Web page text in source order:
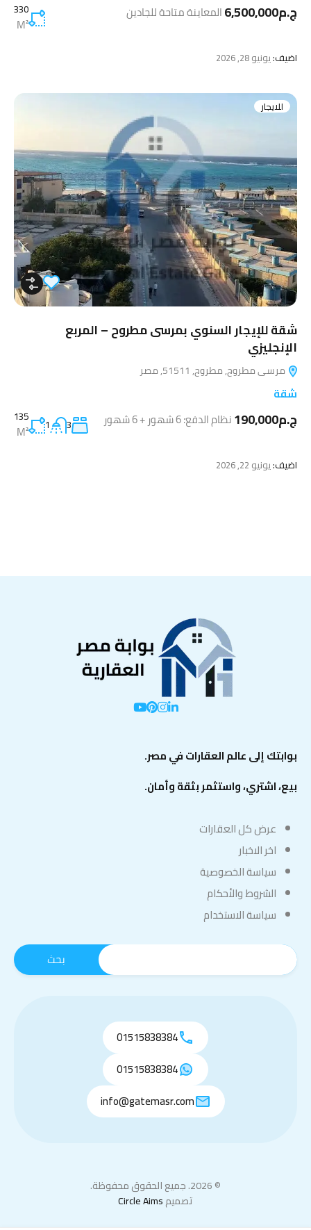
ج.م6,500,000 المعاينة متاحة للجادين 330
M²
اضيف:يونيو 28, 2026
للايجار
شقة للإيجار السنوي بمرسى مطروح – المربع
الإنجليزي
مرسى مطروح, مطروح, 51511, مصر
شقة
ج.م190,000 نظام الدفع: 6 شهور + 6 شهور 3
1
135
M²
اضيف:يونيو 22, 2026
بوابتك إلى عالم العقارات في مصر.
بيع، اشتري، واستثمر بثقة وأمان.
عرض كل العقارات
اخر الاخبار
سياسة الخصوصية
الشروط والأحكام
سياسة الاستخدام
01515838384
01515838384
info@gatemasr.com
© 2026. جميع الحقوق محفوظة.
تصميمCircle Aims